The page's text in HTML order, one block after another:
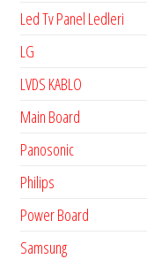
Led Tv Panel Ledleri
LG
LVDS KABLO
Main Board
Panosonic
Philips
Power Board
Samsung